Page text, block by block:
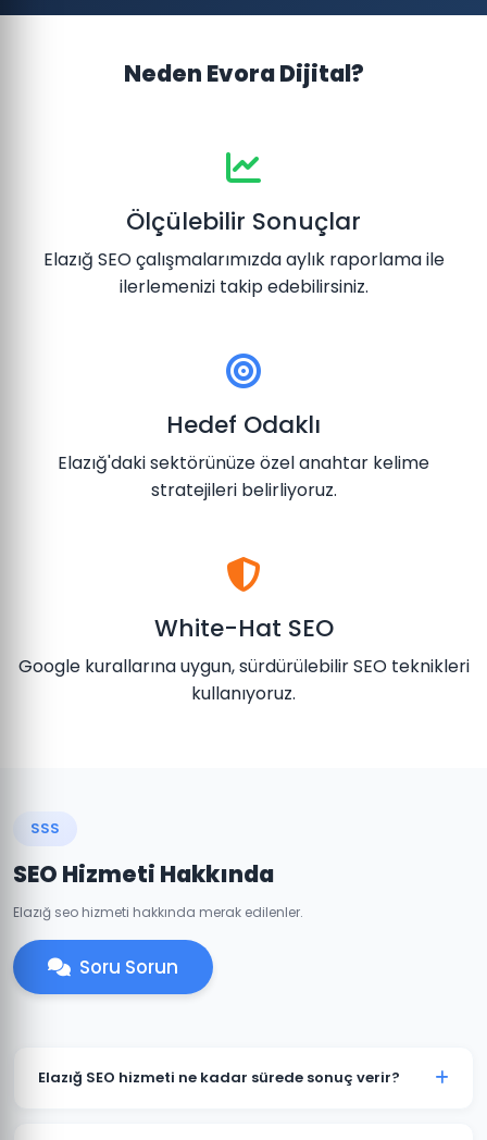
Neden Evora Dijital?
Ölçülebilir Sonuçlar
Elazığ SEO çalışmalarımızda aylık raporlama ile
ilerlemenizi takip edebilirsiniz.
Hedef Odaklı
Elazığ'daki sektörünüze özel anahtar kelime
stratejileri belirliyoruz.
White-Hat SEO
Google kurallarına uygun, sürdürülebilir SEO teknikleri
kullanıyoruz.
SSS
SEO Hizmeti Hakkında
Elazığ seo hizmeti hakkında merak edilenler.
Soru Sorun
Elazığ SEO hizmeti ne kadar sürede sonuç verir?